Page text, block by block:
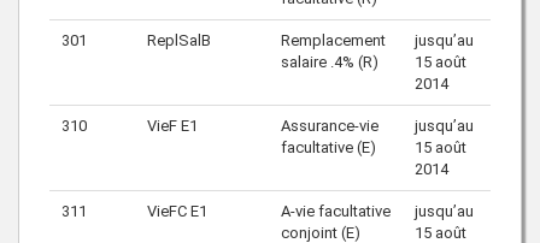
301 ReplSalB
Remplacement
salaire .4% (R)
jusqu’au
15 août
2014
310 VieF E1
Assurance-vie
facultative (E)
jusqu’au
15 août
2014
311 VieFC E1
A-vie facultative
conjoint (E)
jusqu’au
15 août